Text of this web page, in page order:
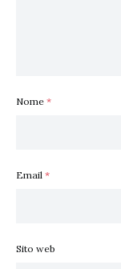
Nome *
Email *
Sito web